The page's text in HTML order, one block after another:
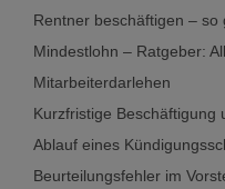
Rentner beschäftigen – so
Mindestlohn – Ratgeber:
Mitarbeiterdarlehen
Kurzfristige Beschäftigung
Ablauf eines
Beurteilungsfehler im